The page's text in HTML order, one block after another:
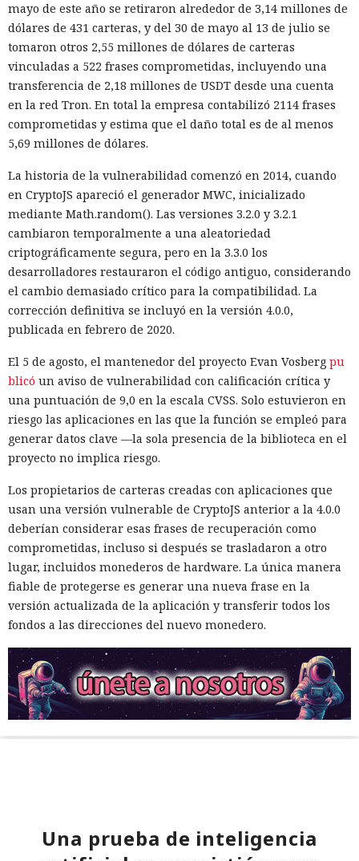
mayo de este año se retiraron alrededor de 3,14 millones de
dólares de 431 carteras, y del 30 de mayo al 13 de julio se
tomaron otros 2,55 millones de dólares de carteras
vinculadas a 522 frases comprometidas, incluyendo una
transferencia de 2,18 millones de USDT desde una cuenta
en la red Tron. En total la empresa contabilizó 2114 frases
comprometidas y estima que el daño total es de al menos
5,69 millones de dólares.
La historia de la vulnerabilidad comenzó en 2014, cuando
en CryptoJS apareció el generador MWC, inicializado
mediante Math.random(). Las versiones 3.2.0 y 3.2.1
cambiaron temporalmente a una aleatoriedad
criptográficamente segura, pero en la 3.3.0 los
desarrolladores restauraron el código antiguo, considerando
el cambio demasiado crítico para la compatibilidad. La
corrección definitiva se incluyó en la versión 4.0.0,
publicada en febrero de 2020.
El 5 de agosto, el mantenedor del proyecto Evan Vosberg pu
blicó un aviso de vulnerabilidad con calificación crítica y
una puntuación de 9,0 en la escala CVSS. Solo estuvieron en
riesgo las aplicaciones en las que la función se empleó para
generar datos clave —la sola presencia de la biblioteca en el
proyecto no implica riesgo.
Los propietarios de carteras creadas con aplicaciones que
usan una versión vulnerable de CryptoJS anterior a la 4.0.0
deberían considerar esas frases de recuperación como
comprometidas, incluso si después se trasladaron a otro
lugar, incluidos monederos de hardware. La única manera
fiable de protegerse es generar una nueva frase en la
versión actualizada de la aplicación y transferir todos los
fondos a las direcciones del nuevo monedero.
Una prueba de inteligencia